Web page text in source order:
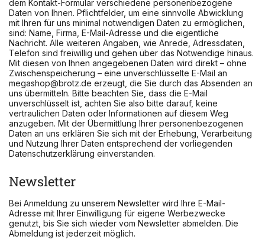
dem Kontakt-Formular verschiedene personenbezogene
Daten von Ihnen. Pflichtfelder, um eine sinnvolle Abwicklung
mit Ihren für uns minimal notwendigen Daten zu ermöglichen,
sind: Name, Firma, E-Mail-Adresse und die eigentliche
Nachricht. Alle weiteren Angaben, wie Anrede, Adressdaten,
Telefon sind freiwillig und gehen über das Notwendige hinaus.
Mit diesen von Ihnen angegebenen Daten wird direkt – ohne
Zwischenspeicherung – eine unverschlüsselte E-Mail an
megashop@brotz.de erzeugt, die Sie durch das Absenden an
uns übermitteln. Bitte beachten Sie, dass die E-Mail
unverschlüsselt ist, achten Sie also bitte darauf, keine
vertraulichen Daten oder Informationen auf diesem Weg
anzugeben. Mit der Übermittlung Ihrer personenbezogenen
Daten an uns erklären Sie sich mit der Erhebung, Verarbeitung
und Nutzung Ihrer Daten entsprechend der vorliegenden
Datenschutzerklärung einverstanden.
Newsletter
Bei Anmeldung zu unserem Newsletter wird Ihre E-Mail-
Adresse mit Ihrer Einwilligung für eigene Werbezwecke
genutzt, bis Sie sich wieder vom Newsletter abmelden. Die
Abmeldung ist jederzeit möglich.